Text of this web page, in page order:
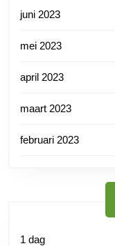
juni 2023
mei 2023
april 2023
maart 2023
februari 2023
1 dag